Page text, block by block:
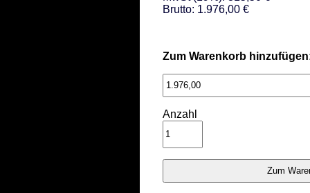
Brutto: 1.976,00 €
Zum Warenkorb
Anzahl